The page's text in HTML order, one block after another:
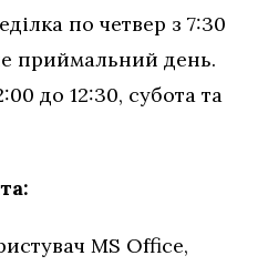
по четвер з 7:30
приймальний день.
до 12:30, субота та
MS Office,